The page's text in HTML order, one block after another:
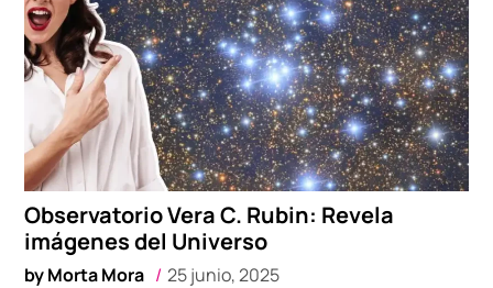
Observatorio Vera C. Rubin: Revela
imágenes del Universo
byMorta Mora 25 junio, 2025